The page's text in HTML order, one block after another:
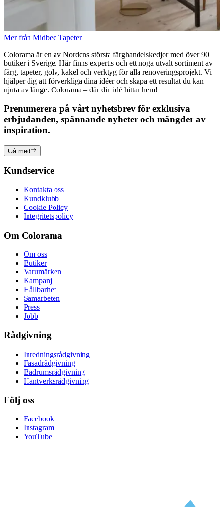
Mer från Midbec Tapeter
Colorama är en av Nordens största färghandelskedjor med över 90
butiker i Sverige. Här finns expertis och ett noga utvalt sortiment av
färg, tapeter, golv, kakel och verktyg för alla renoveringsprojekt. Vi
hjälper dig att förverkliga dina idéer och skapa ett resultat du kan
njuta av länge. Colorama – där din idé hittar hem!
Prenumerera på vårt nyhetsbrev för exklusiva
erbjudanden, spännande nyheter och mängder av
inspiration.
Gå med
Kundservice
Kontakta oss
Kundklubb
Cookie Policy
Integritetspolicy
Om Colorama
Om oss
Butiker
Varumärken
Kampanj
Hållbarhet
Samarbeten
Press
Jobb
Rådgivning
Inredningsrådgivning
Fasadrådgivning
Badrumsrådgivning
Hantverksrådgivning
Följ oss
Facebook
Instagram
YouTube